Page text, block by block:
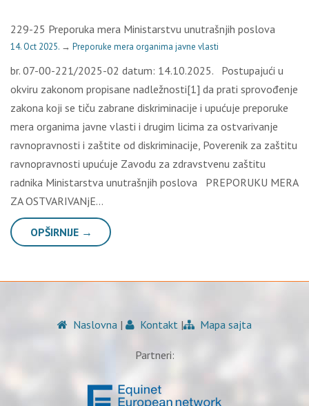
229-25 Preporuka mera Ministarstvu unutrašnjih poslova
14. Oct 2025. → Preporuke mera organima javne vlasti
br. 07-00-221/2025-02 datum: 14.10.2025. Postupajući u
okviru zakonom propisane nadležnosti[1] da prati sprovođenje
zakona koji se tiču zabrane diskriminacije i upućuje preporuke
mera organima javne vlasti i drugim licima za ostvarivanje
ravnopravnosti i zaštite od diskriminacije, Poverenik za zaštitu
ravnopravnosti upućuje Zavodu za zdravstvenu zaštitu
radnika Ministarstva unutrašnjih poslova PREPORUKU MERA
ZA OSTVARIVANjE…
OPŠIRNIJE →
Naslovna | Kontakt | Mapa sajta
Partneri: